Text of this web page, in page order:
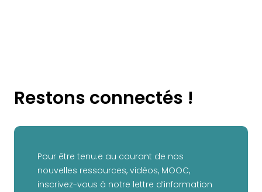
Restons connectés !
Pour être tenu.e au courant de nos
nouvelles ressources, vidéos, MOOC,
inscrivez-vous à notre lettre d’information